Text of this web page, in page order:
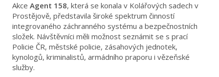
Akce Agent 158, která se konala v Kolářových sadech v
Prostějově, představila široké spektrum činností
integrovaného záchranného systému a bezpečnostních
složek. Návštěvníci měli možnost seznámit se s prací
Policie ČR, městské policie, zásahových jednotek,
kynologů, kriminalistů, armádního praporu i vězeňské
služby.